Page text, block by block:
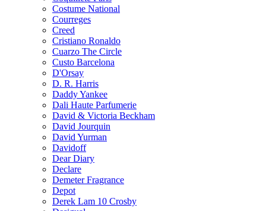
Costume National
Courreges
Creed
Cristiano Ronaldo
Cuarzo The Circle
Custo Barcelona
D'Orsay
D. R. Harris
Daddy Yankee
Dali Haute Parfumerie
David & Victoria Beckham
David Jourquin
David Yurman
Davidoff
Dear Diary
Declare
Demeter Fragrance
Depot
Derek Lam 10 Crosby